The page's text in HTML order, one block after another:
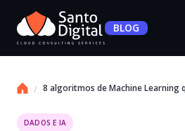
BLOG
8 algoritmos de Machine Learning
DADOS E IA